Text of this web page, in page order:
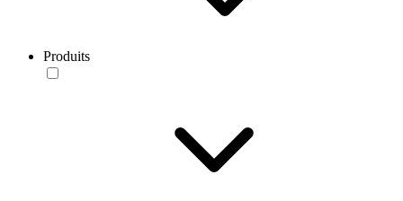
Produits